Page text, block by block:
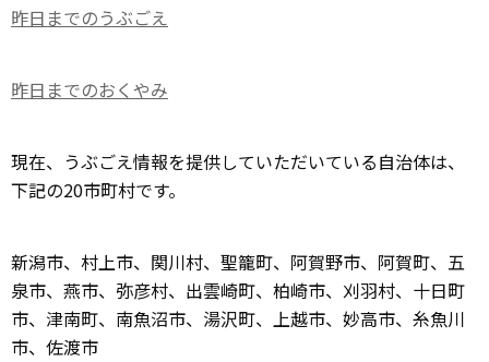
昨日までのうぶごえ
昨日までのおくやみ
現在、うぶごえ情報を提供していただいている自治体は、
下記の20市町村です。
新潟市、村上市、関川村、聖籠町、阿賀野市、阿賀町、五
泉市、燕市、弥彦村、出雲崎町、柏崎市、刈羽村、十日町
市、津南町、南魚沼市、湯沢町、上越市、妙高市、糸魚川
市、佐渡市